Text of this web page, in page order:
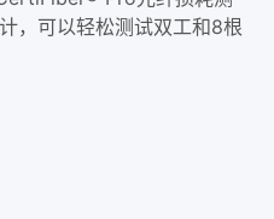
，可以轻松测试双工和8根